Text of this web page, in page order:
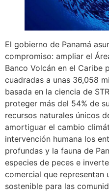
El gobierno de Panamá
compromiso: ampliar el
Banco Volcán en el Caribe
cuadradas a unas 36,058
basada en la ciencia de
proteger más del 54% de
recursos naturales únicos
amortiguar el cambio
intervención humana los
profundas y la fauna de
especies de peces e
comercial que representan
sostenible para las